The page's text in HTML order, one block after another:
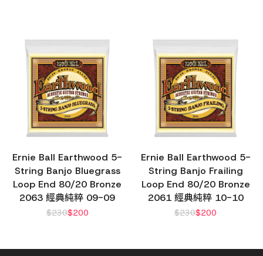
Ernie Ball Earthwood 5-
String Banjo Bluegrass
Loop End 80/20 Bronze
2063 經典純粹 09-09
$230$200
Ernie Ball Earthwood 5-
String Banjo Frailing
Loop End 80/20 Bronze
2061 經典純粹 10-10
$230$200